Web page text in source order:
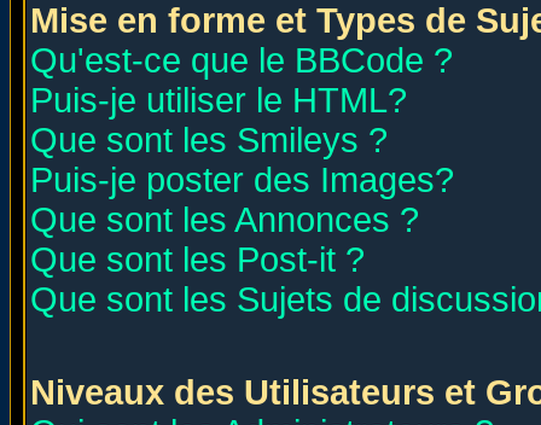
Mise en forme et Types de
Qu'est-ce que le BBCode ?
Puis-je utiliser le HTML?
Que sont les Smileys ?
Puis-je poster des Images?
Que sont les Annonces ?
Que sont les Post-it ?
Que sont les Sujets de
Niveaux des Utilisateurs et